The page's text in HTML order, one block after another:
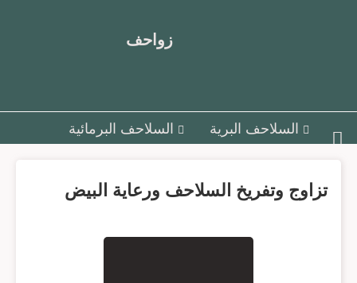
زواحف
السلاحف البرية السلاحف البرمائية
أمراض السلاحف و علاجها
تزاوج وتفريخ السلاحف ورعاية البيض